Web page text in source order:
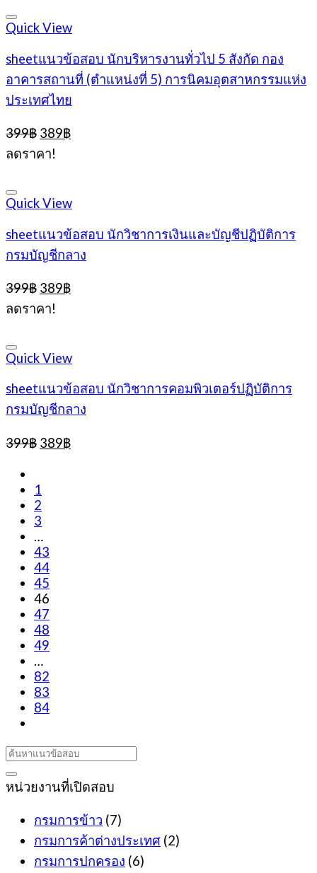
Quick View
sheetแนวข้อสอบ นักบริหารงานทั่วไป 5 สังกัด กอง
อาคารสถานที่ (ตำแหน่งที่ 5) การนิคมอุตสาหกรรมแห่ง
ประเทศไทย
399฿ Original
price
was:
389฿Current
ลดราคา!
Quick View
sheetแนวข้อสอบ นักวิชาการเงินและบัญชีปฏิบัติการ
กรมบัญชีกลาง
399฿ Original
price
was:
389฿Current
ลดราคา!
Quick View
sheetแนวข้อสอบ นักวิชาการคอมพิวเตอร์ปฏิบัติการ
กรมบัญชีกลาง
399฿ Original
399฿.
389฿Current
1
2
3
…
43
44
45
46
47
48
49
…
82
83
84
หน่วยงานที่เปิดสอบ
กรมการข้าว (7)
กรมการค้าต่างประเทศ (2)
กรมการปกครอง (6)